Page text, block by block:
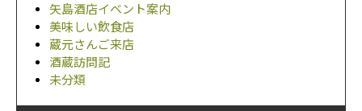
矢島酒店イベント案内
美味しい飲食店
蔵元さんご来店
酒蔵訪問記
未分類